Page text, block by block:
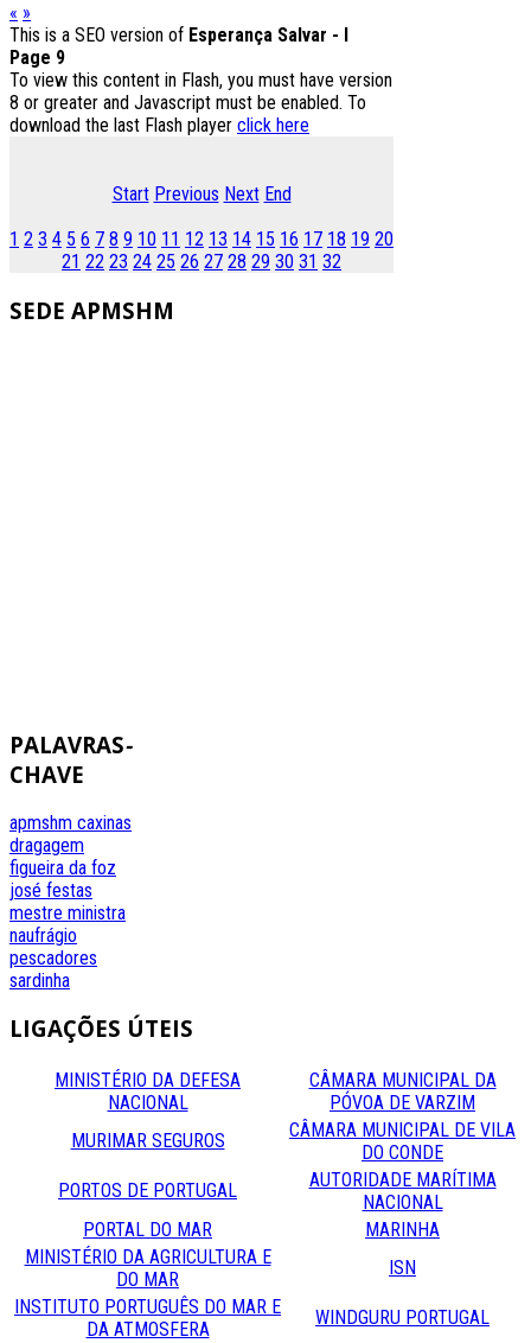
« »
This is a SEO version of Esperança Salvar - I
Page 9
To view this content in Flash, you must have version
8 or greater and Javascript must be enabled. To
download the last Flash player click here
Start Previous Next End
1 2 3 4 5 6 7 8 9 10 11 12 13 14 15 16 17 18 19 20
21 22 23 24 25 26 27 28 29 30 31 32
SEDE APMSHM
PALAVRAS-
CHAVE
apmshm caxinas
dragagem
figueira da foz
josé festas
mestre ministra
naufrágio
pescadores
sardinha
LIGAÇÕES ÚTEIS
MINISTÉRIO DA DEFESA
NACIONAL
CÂMARA MUNICIPAL DA
PÓVOA DE VARZIM
MURIMAR SEGUROS
CÂMARA MUNICIPAL DE VILA
DO CONDE
PORTOS DE PORTUGAL
AUTORIDADE MARÍTIMA
NACIONAL
PORTAL DO MAR
MARINHA
MINISTÉRIO DA AGRICULTURA E
DO MAR
ISN
INSTITUTO PORTUGUÊS DO MAR E
DA ATMOSFERA
WINDGURU PORTUGAL